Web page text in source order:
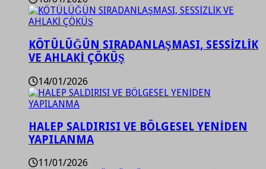
KÖTÜLÜĞÜN SIRADANLAŞMASI, SESSİZLİK
VE AHLAKİ ÇÖKÜŞ
14/01/2026
HALEP SALDIRISI VE BÖLGESEL YENİDEN
YAPILANMA
11/01/2026